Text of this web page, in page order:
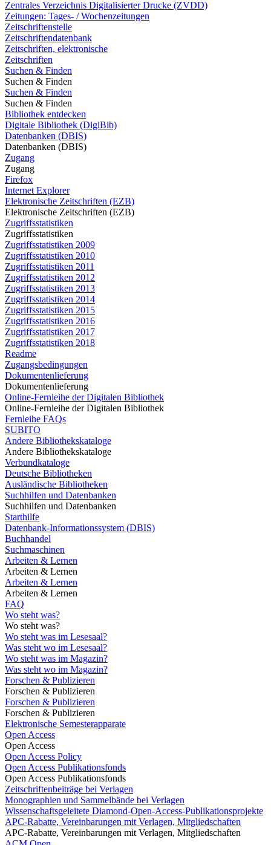
Zentrales Verzeichnis Digitalisierter Drucke (ZVDD)
Zeitungen: Tages- / Wochenzeitungen
Zeitschriftenstelle
Zeitschriftendatenbank
Zeitschriften, elektronische
Zeitschriften
Suchen & Finden
Suchen & Finden
Suchen & Finden
Suchen & Finden
Bibliothek entdecken
Digitale Bibliothek (DigiBib)
Datenbanken (DBIS)
Datenbanken (DBIS)
Zugang
Zugang
Firefox
Internet Explorer
Elektronische Zeitschriften (EZB)
Elektronische Zeitschriften (EZB)
Zugriffsstatistiken
Zugriffsstatistiken
Zugriffsstatistiken 2009
Zugriffsstatistiken 2010
Zugriffsstatistiken 2011
Zugriffsstatistiken 2012
Zugriffsstatistiken 2013
Zugriffsstatistiken 2014
Zugriffsstatistiken 2015
Zugriffsstatistiken 2016
Zugriffsstatistiken 2017
Zugriffsstatistiken 2018
Readme
Zugangsbedingungen
Dokumentenlieferung
Dokumentenlieferung
Online-Fernleihe der Digitalen Bibliothek
Online-Fernleihe der Digitalen Bibliothek
Fernleihe FAQs
SUBITO
Andere Bibliothekskataloge
Andere Bibliothekskataloge
Verbundkataloge
Deutsche Bibliotheken
Ausländische Bibliotheken
Suchhilfen und Datenbanken
Suchhilfen und Datenbanken
Starthilfe
Datenbank-Informationssystem (DBIS)
Buchhandel
Suchmaschinen
Arbeiten & Lernen
Arbeiten & Lernen
Arbeiten & Lernen
Arbeiten & Lernen
FAQ
Wo steht was?
Wo steht was?
Wo steht was im Lesesaal?
Was steht wo im Lesesaal?
Wo steht was im Magazin?
Was steht wo im Magazin?
Forschen & Publizieren
Forschen & Publizieren
Forschen & Publizieren
Forschen & Publizieren
Elektronische Semesterapparate
Open Access
Open Access
Open Access Policy
Open Access Publikationsfonds
Open Access Publikationsfonds
Zeitschriftenbeiträge bei Verlagen
Monographien und Sammelbände bei Verlagen
Wissenschaftsgeleitete Diamond-Open-Access-Publikationsprojekte
APC-Rabatte, Vereinbarungen mit Verlagen, Mitgliedschaften
APC-Rabatte, Vereinbarungen mit Verlagen, Mitgliedschaften